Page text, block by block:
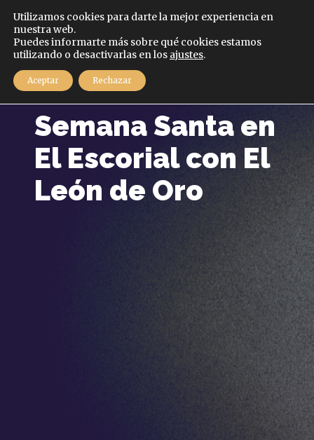
MENÚ
Semana Santa en
El Escorial con El
León de Oro
Español
Utilizamos cookies para darte la mejor experiencia en
nuestra web.
Puedes informarte más sobre qué cookies estamos
utilizando o desactivarlas en los ajustes.
Aceptar Rechazar